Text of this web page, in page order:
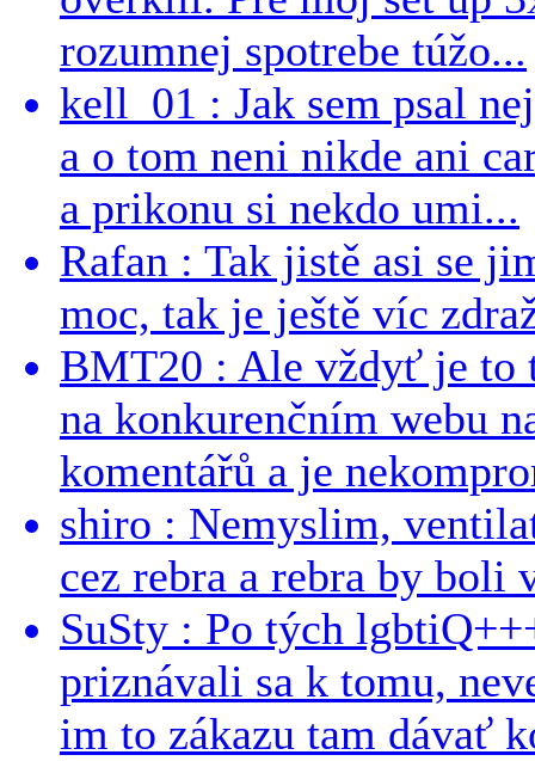
rozumnej spotrebe túžo...
kell_01 : Jak sem psal
a o tom neni nikde ani
a prikonu si nekdo umi...
Rafan : Tak jistě asi se
moc, tak je ještě víc
BMT20 : Ale vždyť je to
na konkurenčním webu
komentářů a je
shiro : Nemyslim,
cez rebra a rebra by boli
SuSty : Po tých
priznávali sa k tomu,
im to zákazu tam dávať